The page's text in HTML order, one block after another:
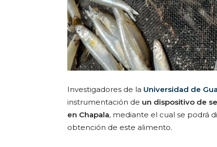
Investigadores de la Universidad de
instrumentación de un dispositivo de
en Chapala, mediante el cual se podrá
obtención de este alimento.